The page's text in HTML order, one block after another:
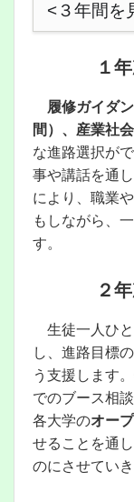
<３年間を
１
履修ガイダ
間）、産業社
な進路選択が
事や講話を通
により、職業
もしながら、
す。
２
生徒一人ひと
し、進路目標
う支援します
でのブース相
各大学のオー
せることを通
のにさせていき